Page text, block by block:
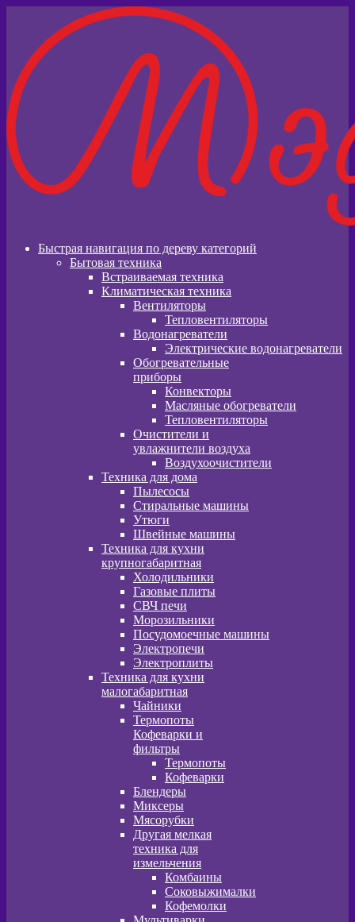
навигации
содержимому
Быстрая навигация по дереву категорий
Бытовая техника
Встраиваемая техника
Климатическая техника
Вентиляторы
Тепловентиляторы
Водонагреватели
Электрические водонагреватели
Обогревательные
приборы
Конвекторы
Масляные обогреватели
Тепловентиляторы
Очистители и
увлажнители воздуха
Воздухоочистители
Техника для дома
Пылeсосы
Стиральные машины
Утюги
Швейные машины
Техника для кухни
крупногабаритная
Холодильники
Газовые плиты
СВЧ печи
Морозильники
Посудомоечные машины
Электропечи
Электроплиты
Техника для кухни
малогабаритная
Чайники
Термопоты
Кофеварки и
фильтры
Термопоты
Кофеварки
Блендеры
Миксеры
Мясорубки
Другая мелкая
техника для
измельчения
Комбаины
Соковыжималки
Кофемолки